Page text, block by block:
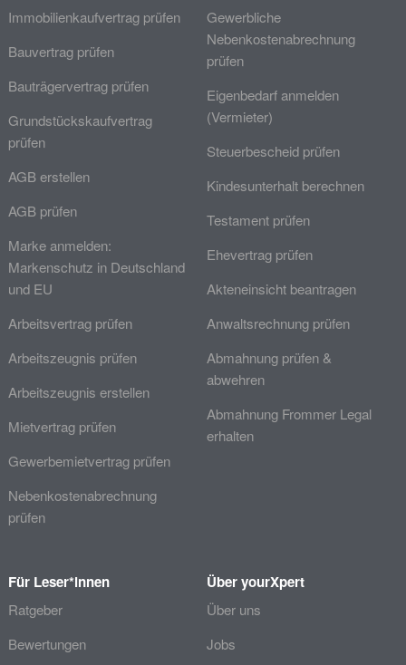
Immobilienkaufvertrag prüfen
Bauvertrag prüfen
Bauträgervertrag prüfen
Grundstückskaufvertrag
prüfen
AGB erstellen
AGB prüfen
Marke anmelden:
Markenschutz in Deutschland
und EU
Arbeitsvertrag prüfen
Arbeitszeugnis prüfen
Arbeitszeugnis erstellen
Mietvertrag prüfen
Gewerbemietvertrag prüfen
Nebenkostenabrechnung
prüfen
Gewerbliche
Nebenkostenabrechnung
prüfen
Eigenbedarf anmelden
(Vermieter)
Steuerbescheid prüfen
Kindesunterhalt berechnen
Testament prüfen
Ehevertrag prüfen
Akteneinsicht beantragen
Anwaltsrechnung prüfen
Abmahnung prüfen &
abwehren
Abmahnung Frommer Legal
erhalten
Für Leser*innen
Ratgeber
Bewertungen
Über yourXpert
Über uns
Jobs